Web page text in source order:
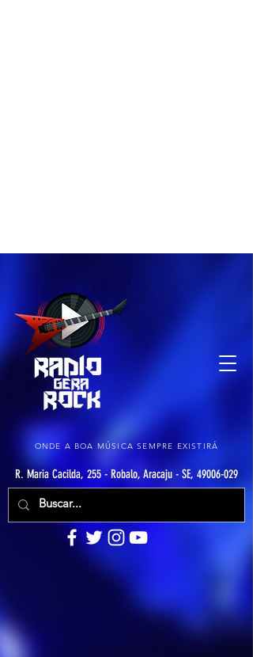
ONDE A BOA MÚSICA SEMPRE EXISTIRÁ
R. Maria Cacilda, 255 - Robalo, Aracaju - SE, 49006-029